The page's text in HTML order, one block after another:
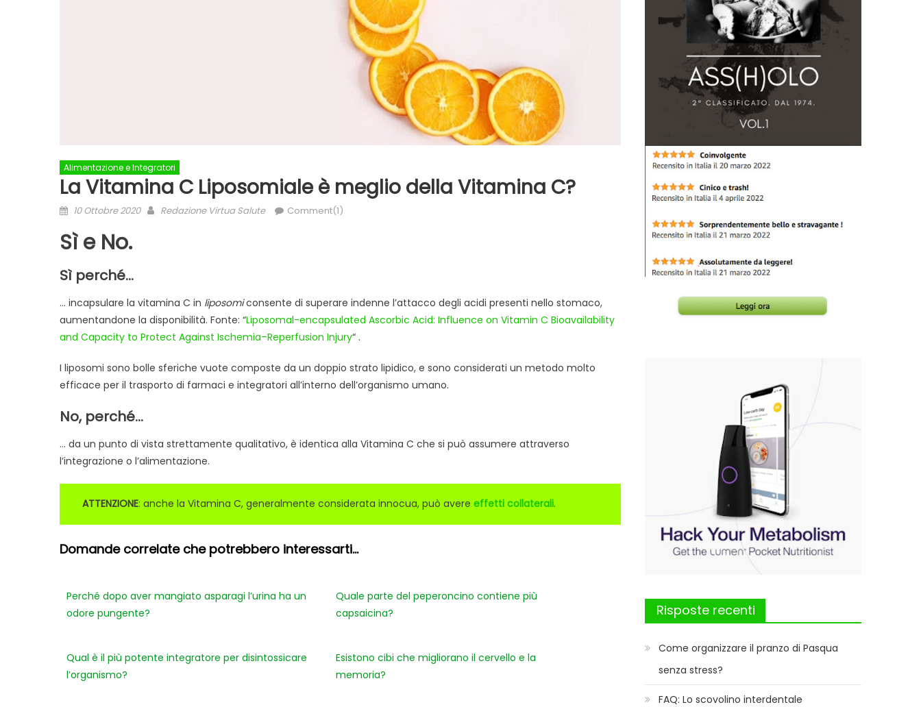
Alimentazione e Integratori
La Vitamina C Liposomiale è meglio della Vitamina C?
Posted
10 Ottobre 2020 Author
Redazione Virtua Salute Comment(1)
Sì e No.
Sì perché…
… incapsulare la vitamina C in liposomiconsente di superare indenne l’attacco degli acidi presenti nello stomaco,
aumentandone la disponibilità. Fonte: “Liposomal-encapsulated Ascorbic Acid: Influence on Vitamin C Bioavailability
and Capacity to Protect Against Ischemia–Reperfusion Injury“ .
I liposomi sono bolle sferiche vuote composte da un doppio strato lipidico, e sono considerati un metodo molto
efficace per il trasporto di farmaci e integratori all’interno dell’organismo umano.
No, perché…
… da un punto di vista strettamente qualitativo, è identica alla Vitamina C che si può assumere attraverso
l’integrazione o l’alimentazione.
ATTENZIONE: anche la Vitamina C, generalmente considerata innocua, può avereeffetti collaterali.
Domande correlate che potrebbero interessarti...
Perché dopo aver mangiato asparagi l’urina ha un
odore pungente?
Quale parte del peperoncino contiene più
capsaicina?
Qual è il più potente integratore per disintossicare
l’organismo?
Esistono cibi che migliorano il cervello e la
memoria?
Risposte recenti
Come organizzare il pranzo di Pasqua
senza stress?
FAQ: Lo scovolino interdentale